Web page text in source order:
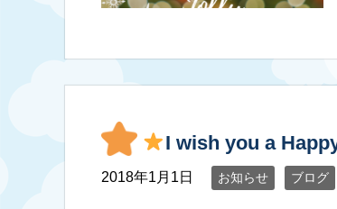
I wish you a
2018年1月1日 お知らせ ブログ